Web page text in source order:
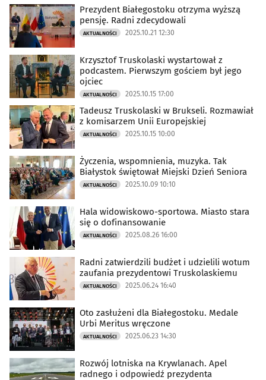
Prezydent Białegostoku otrzyma wyższą
pensję. Radni zdecydowali
AKTUALNOŚCI 2025.10.21 12:30
Krzysztof Truskolaski wystartował z
podcastem. Pierwszym gościem był jego
ojciec
AKTUALNOŚCI 2025.10.15 17:00
Tadeusz Truskolaski w Brukseli. Rozmawiał
z komisarzem Unii Europejskiej
AKTUALNOŚCI 2025.10.15 10:00
Życzenia, wspomnienia, muzyka. Tak
Białystok świętował Miejski Dzień Seniora
AKTUALNOŚCI 2025.10.09 10:10
Hala widowiskowo-sportowa. Miasto stara
się o dofinansowanie
AKTUALNOŚCI 2025.08.26 16:00
Radni zatwierdzili budżet i udzielili wotum
zaufania prezydentowi Truskolaskiemu
AKTUALNOŚCI 2025.06.24 16:40
Oto zasłużeni dla Białegostoku. Medale
Urbi Meritus wręczone
AKTUALNOŚCI 2025.06.23 14:30
Rozwój lotniska na Krywlanach. Apel
radnego i odpowiedź prezydenta